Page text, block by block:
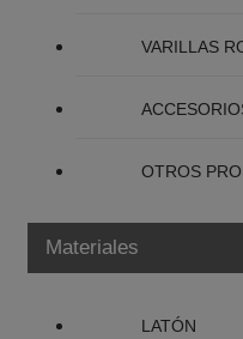
VARILLAS
OTROS
Materiales
LATÓN